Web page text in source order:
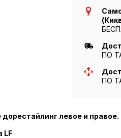
ПО
ПО
левое и правое.
LF